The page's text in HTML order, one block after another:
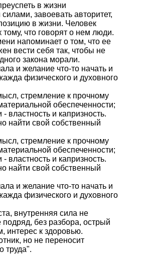
в жизни
завоевать авторитет,
в жизни. Человек
тому, что говорят о нем люди.
напоминает о том, что ее
вести себя так, чтобы не
закона морали.
и желание что-то начать и
физического и духовного
стремление к прочному
обеспеченности;
властность и капризность.
найти свой собственный
стремление к прочному
обеспеченности;
властность и капризность.
найти свой собственный
и желание что-то начать и
физического и духовного
внутренняя сила не
подряд, без разбора, острый
интерес к здоровью.
но не переносит
труда".